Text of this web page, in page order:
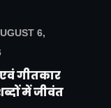
6,
एवं गीतकार
में जीवंत